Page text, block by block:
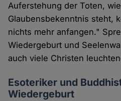
Auferstehung der Toten,
Glaubensbekenntnis steht,
nichts mehr anfangen."
Wiedergeburt und
auch viele Christen
Esoteriker und
Wiedergeburt